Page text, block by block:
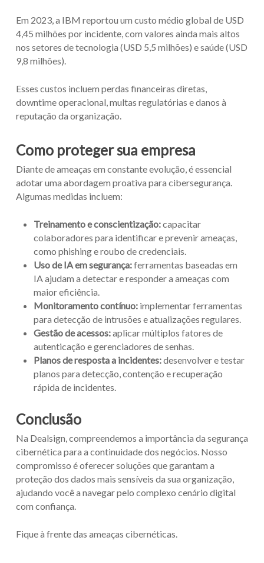
Em 2023, a IBM reportou um custo médio global de USD
4,45 milhões por incidente, com valores ainda mais altos
nos setores de tecnologia (USD 5,5 milhões) e saúde (USD
9,8 milhões).
Esses custos incluem perdas financeiras diretas,
downtime operacional, multas regulatórias e danos à
reputação da organização.
Como proteger sua empresa
Diante de ameaças em constante evolução, é essencial
adotar uma abordagem proativa para cibersegurança.
Algumas medidas incluem:
Treinamento e conscientização:capacitar
colaboradores para identificar e prevenir ameaças,
como phishing e roubo de credenciais.
Uso de IA em segurança:ferramentas baseadas em
IA ajudam a detectar e responder a ameaças com
maior eficiência.
Monitoramento contínuo:implementar ferramentas
para detecção de intrusões e atualizações regulares.
Gestão de acessos:aplicar múltiplos fatores de
autenticação e gerenciadores de senhas.
Planos de resposta a incidentes:desenvolver e testar
planos para detecção, contenção e recuperação
rápida de incidentes.
Conclusão
Na Dealsign, compreendemos a importância da segurança
cibernética para a continuidade dos negócios. Nosso
compromisso é oferecer soluções que garantam a
proteção dos dados mais sensíveis da sua organização,
ajudando você a navegar pelo complexo cenário digital
com confiança.
Fique à frente das ameaças cibernéticas.